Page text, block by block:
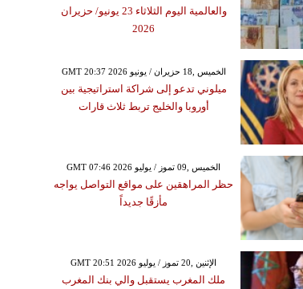
والعالمية اليوم الثلاثاء 23 يونيو/ حزيران
2026
GMT 20:37 2026 الخميس ,18 حزيران / يونيو
ميلوني تدعو إلى شراكة استراتيجية بين
أوروبا والخليج تربط ثلاث قارات
GMT 07:46 2026 الخميس ,09 تموز / يوليو
حظر المراهقين على مواقع التواصل يواجه
مأزقًا جديداً
GMT 20:51 2026 الإثنين ,20 تموز / يوليو
ملك المغرب يستقبل والي بنك المغرب